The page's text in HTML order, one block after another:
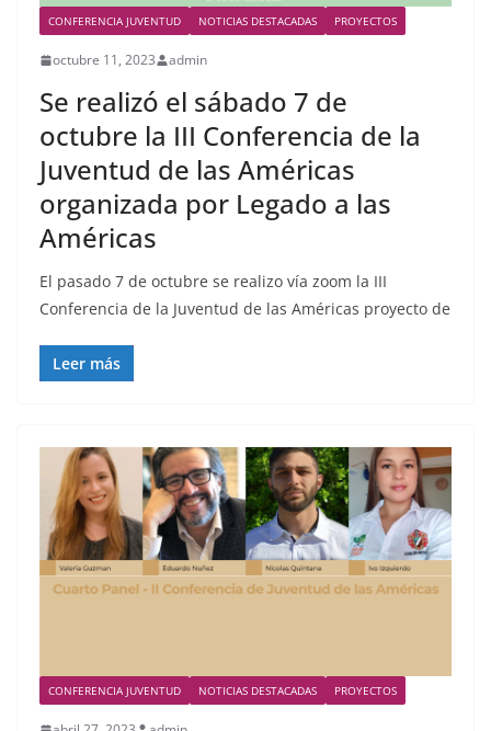
CONFERENCIA JUVENTUD NOTICIAS DESTACADAS PROYECTOS
octubre 11, 2023 admin
Se realizó el sábado 7 de
octubre la III Conferencia de la
Juventud de las Américas
organizada por Legado a las
Américas
El pasado 7 de octubre se realizo vía zoom la III
Conferencia de la Juventud de las Américas proyecto de
Leer más
CONFERENCIA JUVENTUD NOTICIAS DESTACADAS PROYECTOS